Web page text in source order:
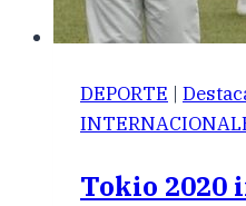
DEPORTE |
Tokio 2020